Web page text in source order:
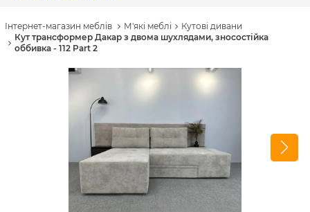
Інтернет-магазин меблів М'які меблі
Кутові дивани
Кут трансформер Дакар з двома шухлядами, зносостійка
оббивка - 112 Part 2